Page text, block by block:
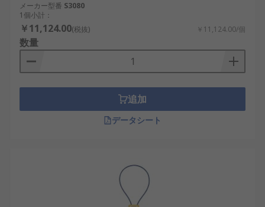
メーカー型番 S3080
1個小計：
￥11,124.00(税抜) ￥11,124.00/個
数量
追加
データシート